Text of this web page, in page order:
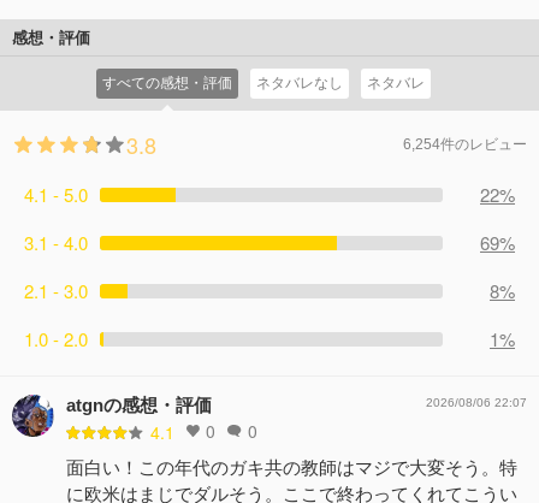
感想・評価
すべての感想・評価 ネタバレなし ネタバレ
3.8 6,254件のレビュー
4.1 - 5.0
22%
3.1 - 4.0
69%
2.1 - 3.0
8%
1.0 - 2.0
1%
atgnの感想・評価
4.1 0 0
2026/08/06 22:07
面白い！この年代のガキ共の教師はマジで大変そう。特
に欧米はまじでダルそう。ここで終わってくれてこうい